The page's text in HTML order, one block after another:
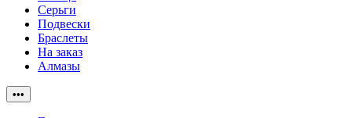
Серьги
Подвески
Браслеты
На заказ
Алмазы
•••